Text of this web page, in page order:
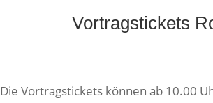
Vortragstickets
Die Vortragstickets können ab 10.00